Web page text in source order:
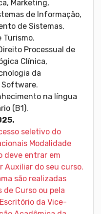
Marketing,
de Informação,
de Sistemas,
Turismo.
Processual de
Clínica,
da
Software.
na língua
(B1).
seletivo do
Modalidade
deve entrar em
Auxiliar do seu curso.
são realizadas
de Curso ou pela
da Vice-